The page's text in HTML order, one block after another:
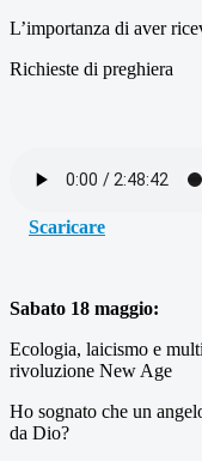
L’importanza di aver
Richieste di preghiera
Scaricare
Sabato 18 maggio:
Ecologia, laicismo e
rivoluzione New Age
Ho sognato che un
da Dio?